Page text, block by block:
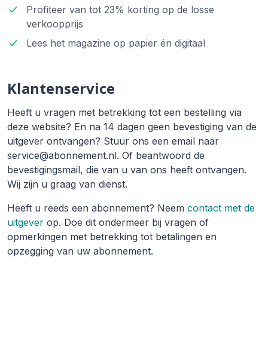
Profiteer van tot 23% korting op de losse
verkoopprijs
Lees het magazine op papier én digitaal
Klantenservice
Heeft u vragen met betrekking tot een bestelling via
deze website? En na 14 dagen geen bevestiging van de
uitgever ontvangen? Stuur ons een email naar
service@abonnement.nl. Of beantwoord de
bevestigingsmail, die van u van ons heeft ontvangen.
Wij zijn u graag van dienst.
Heeft u reeds een abonnement? Neem contact met de
uitgever op. Doe dit ondermeer bij vragen of
opmerkingen met betrekking tot betalingen en
opzegging van uw abonnement.